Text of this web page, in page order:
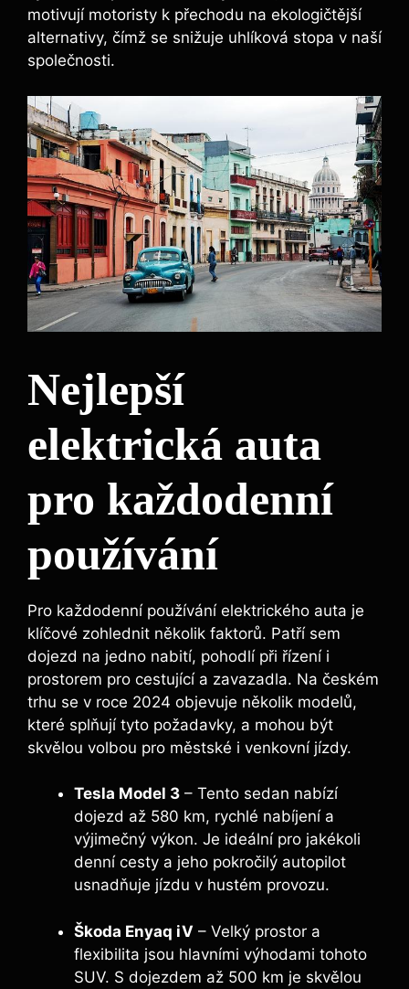
motivují motoristy k přechodu na ekologičtější
alternativy, čímž se snižuje uhlíková stopa v naší
společnosti.
Nejlepší
elektrická auta
pro každodenní
používání
Pro každodenní používání elektrického auta je
klíčové zohlednit několik faktorů. Patří sem
dojezd na jedno nabití, pohodlí při řízení i
prostorem pro cestující a zavazadla. Na českém
trhu se v roce 2024 objevuje několik modelů,
které splňují tyto požadavky, a mohou být
skvělou volbou pro městské i venkovní jízdy.
Tesla Model 3 – Tento sedan nabízí
dojezd až 580 km, rychlé nabíjení a
výjimečný výkon. Je ideální pro jakékoli
denní cesty a jeho pokročilý autopilot
usnadňuje jízdu v hustém provozu.
Škoda Enyaq iV – Velký prostor a
flexibilita jsou hlavními výhodami tohoto
SUV. S dojezdem až 500 km je skvělou